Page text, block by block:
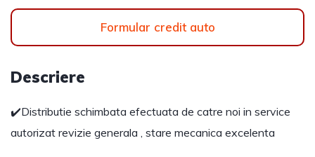
Formular credit auto
Descriere
✔️Distributie schimbata efectuata de catre noi in service
autorizat revizie generala , stare mecanica excelenta